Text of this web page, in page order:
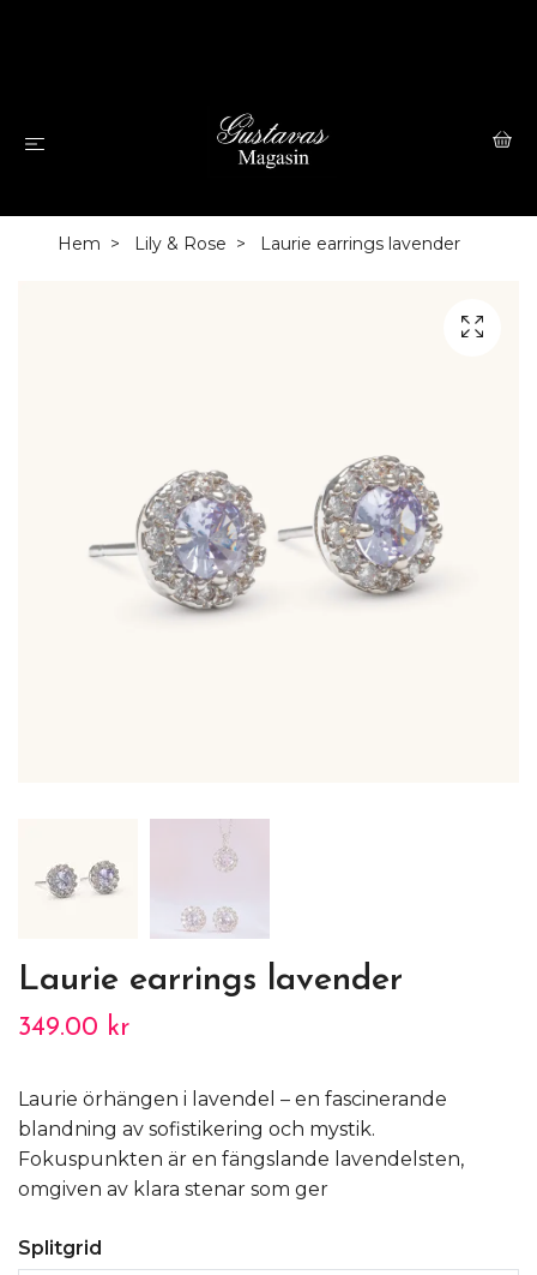
Hem Lily & Rose Laurie earrings lavender
Laurie earrings lavender
349.00 kr
Laurie örhängen i lavendel – en fascinerande
blandning av sofistikering och mystik.
Fokuspunkten är en fängslande lavendelsten,
omgiven av klara stenar som ger
Splitgrid